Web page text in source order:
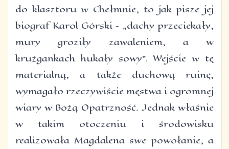
do klasztoru w Chełmnie, to jak pisze jej
biograf Karol Górski – „dachy przeciekały,
mury groziły zawaleniem, a w
krużgankach hukały sowy”. Wejście w tę
materialną, a także duchową ruinę,
wymagało rzeczywiście męstwa i ogromnej
wiary w Bożą Opatrzność. Jednak właśnie
w takim otoczeniu i środowisku
realizowała Magdalena swe powołanie, a